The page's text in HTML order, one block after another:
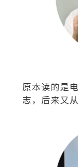
原本读的是
志，后来又